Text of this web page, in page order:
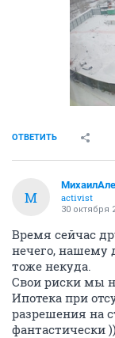
ОТВЕТИТЬ
М
activist
30 октября
Время сейчас
нечего, нашему
тоже некуда.
Свои риски мы
Ипотека при
разрешения на
фантастически